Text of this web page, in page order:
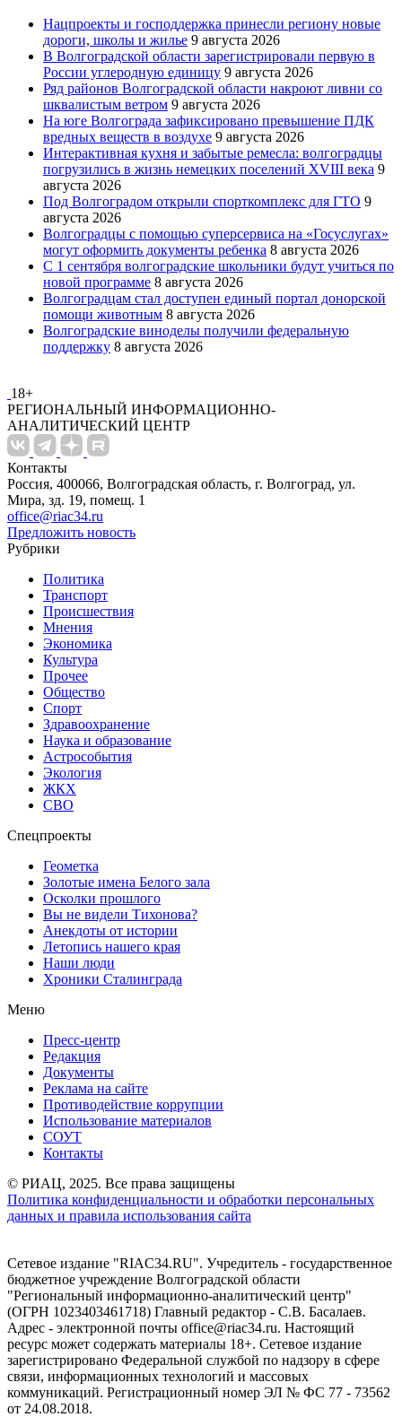
Нацпроекты и господдержка принесли региону новые
дороги, школы и жилье 9 августа 2026
В Волгоградской области зарегистрировали первую в
России углеродную единицу 9 августа 2026
Ряд районов Волгоградской области накроют ливни со
шквалистым ветром 9 августа 2026
На юге Волгограда зафиксировано превышение ПДК
вредных веществ в воздухе 9 августа 2026
Интерактивная кухня и забытые ремесла: волгоградцы
погрузились в жизнь немецких поселений XVIII века 9
августа 2026
Под Волгоградом открыли спорткомплекс для ГТО 9
августа 2026
Волгоградцы с помощью суперсервиса на «Госуслугах»
могут оформить документы ребенка 8 августа 2026
С 1 сентября волгоградские школьники будут учиться по
новой программе 8 августа 2026
Волгоградцам стал доступен единый портал донорской
помощи животным 8 августа 2026
Волгоградские виноделы получили федеральную
поддержку 8 августа 2026
18+
РЕГИОНАЛЬНЫЙ ИНФОРМАЦИОННО-
АНАЛИТИЧЕСКИЙ ЦЕНТР
Контакты
Россия, 400066, Волгоградская область, г. Волгоград, ул.
Мира, зд. 19, помещ. 1
office@riac34.ru
Предложить новость
Рубрики
Политика
Транспорт
Происшествия
Мнения
Экономика
Культура
Прочее
Общество
Спорт
Здравоохранение
Наука и образование
Астрособытия
Экология
ЖКХ
СВО
Спецпроекты
Геометка
Золотые имена Белого зала
Осколки прошлого
Вы не видели Тихонова?
Анекдоты от истории
Летопись нашего края
Наши люди
Хроники Сталинграда
Меню
Пресс-центр
Редакция
Документы
Реклама на сайте
Противодействие коррупции
Использование материалов
СОУТ
Контакты
© РИАЦ, 2025. Все права защищены
Политика конфиденциальности и обработки персональных
данных и правила использования сайта
Сетевое издание "RIAC34.RU". Учредитель - государственное
бюджетное учреждение Волгоградской области
"Региональный информационно-аналитический центр"
(ОГРН 1023403461718) Главный редактор - С.В. Басалаев.
Адрес - электронной почты office@riac34.ru. Настоящий
ресурс может содержать материалы 18+. Сетевое издание
зарегистрировано Федеральной службой по надзору в сфере
связи, информационных технологий и массовых
коммуникаций. Регистрационный номер ЭЛ № ФС 77 - 73562
от 24.08.2018.